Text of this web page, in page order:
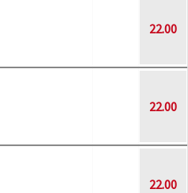
22.00
22.00
22.00